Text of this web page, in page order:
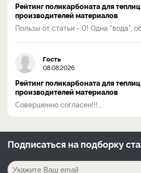
Рейтинг поликарбоната для
производителей материалов
Пользы от статьи - 0! Одна "вода",
Гость
08.08.2026
Рейтинг поликарбоната для
производителей материалов
Совершенно согласен!!!...
Подписаться на подборку